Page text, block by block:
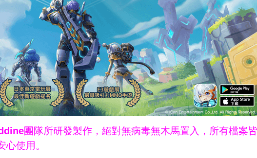
團隊所研發製作，絕對無病毒無木馬置入，所有檔案
使用。